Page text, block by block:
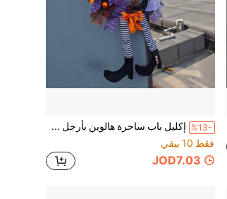
%13-
إكليل باب ساحرة هالوين بأرجل طويلة مع شريط مطبوع وكرات ملونة، ديكور معلق على جدار الباب الأمامي للعطلات
فقط 10 بيقي
JOD7.03